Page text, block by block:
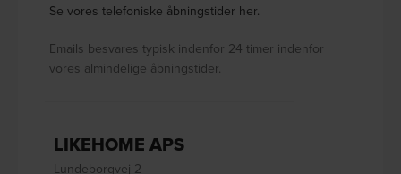
Se vores telefoniske åbningstider her.
Emails besvares typisk indenfor 24 timer indenfor
vores almindelige åbningstider.
LIKEHOME APS
Lundeborgvej 2